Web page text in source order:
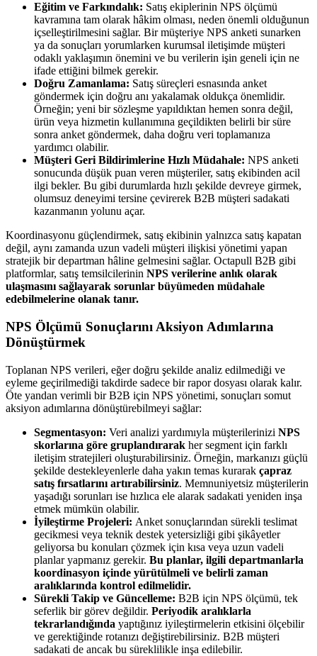
Eğitim ve Farkındalık: Satış ekiplerinin NPS ölçümü
kavramına tam olarak hâkim olması, neden önemli olduğunun
içselleştirilmesini sağlar. Bir müşteriye NPS anketi sunarken
ya da sonuçları yorumlarken kurumsal iletişimde müşteri
odaklı yaklaşımın önemini ve bu verilerin işin geneli için ne
ifade ettiğini bilmek gerekir.
Doğru Zamanlama: Satış süreçleri esnasında anket
göndermek için doğru anı yakalamak oldukça önemlidir.
Örneğin; yeni bir sözleşme yapıldıktan hemen sonra değil,
ürün veya hizmetin kullanımına geçildikten belirli bir süre
sonra anket göndermek, daha doğru veri toplamanıza
yardımcı olabilir.
Müşteri Geri Bildirimlerine Hızlı Müdahale: NPS anketi
sonucunda düşük puan veren müşteriler, satış ekibinden acil
ilgi bekler. Bu gibi durumlarda hızlı şekilde devreye girmek,
olumsuz deneyimi tersine çevirerek B2B müşteri sadakati
kazanmanın yolunu açar.
Koordinasyonu güçlendirmek, satış ekibinin yalnızca satış kapatan
değil, aynı zamanda uzun vadeli müşteri ilişkisi yönetimi yapan
stratejik bir departman hâline gelmesini sağlar. Octapull B2B gibi
platformlar, satış temsilcilerinin NPS verilerine anlık olarak
ulaşmasını sağlayarak sorunlar büyümeden müdahale
edebilmelerine olanak tanır.
NPS Ölçümü Sonuçlarını Aksiyon Adımlarına
Dönüştürmek
Toplanan NPS verileri, eğer doğru şekilde analiz edilmediği ve
eyleme geçirilmediği takdirde sadece bir rapor dosyası olarak kalır.
Öte yandan verimli bir B2B için NPS yönetimi, sonuçları somut
aksiyon adımlarına dönüştürebilmeyi sağlar:
Segmentasyon: Veri analizi yardımıyla müşterilerinizi NPS
skorlarına göre gruplandırarak her segment için farklı
iletişim stratejileri oluşturabilirsiniz. Örneğin, markanızı güçlü
şekilde destekleyenlerle daha yakın temas kurarak çapraz
satış fırsatlarını artırabilirsiniz. Memnuniyetsiz müşterilerin
yaşadığı sorunları ise hızlıca ele alarak sadakati yeniden inşa
etmek mümkün olabilir.
İyileştirme Projeleri: Anket sonuçlarından sürekli teslimat
gecikmesi veya teknik destek yetersizliği gibi şikâyetler
geliyorsa bu konuları çözmek için kısa veya uzun vadeli
planlar yapmanız gerekir. Bu planlar, ilgili departmanlarla
koordinasyon içinde yürütülmeli ve belirli zaman
aralıklarında kontrol edilmelidir.
Sürekli Takip ve Güncelleme: B2B için NPS ölçümü, tek
seferlik bir görev değildir. Periyodik aralıklarla
tekrarlandığında yaptığınız iyileştirmelerin etkisini ölçebilir
ve gerektiğinde rotanızı değiştirebilirsiniz. B2B müşteri
sadakati de ancak bu süreklilikle inşa edilebilir.